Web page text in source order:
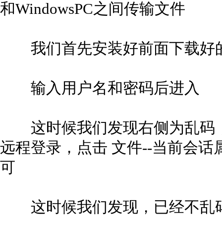
和WindowsPC之间传输文件
我们首先安装好前面下载好
输入用户名和密码后进入
这时候我们发现右侧为乱码
远程登录，点击 文件--当前会话
可
这时候我们发现，已经不乱